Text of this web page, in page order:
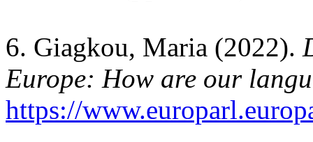
6. Giagkou, Maria (2022).
Europe: How are our
https://